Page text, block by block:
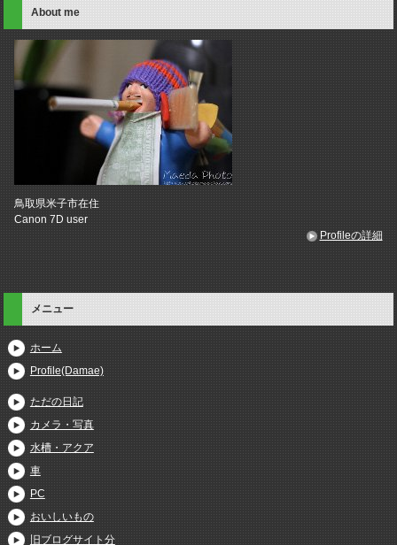
About me
鳥取県米子市在住
Canon 7D user
Profileの詳細
メニュー
ホーム
Profile(Damae)
ただの日記
カメラ・写真
水槽・アクア
車
PC
おいしいもの
旧ブログサイト分